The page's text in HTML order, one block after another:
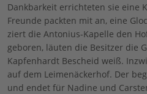
Dankbarkeit errichteten sie eine
Freunde packten mit an, eine
ziert die Antonius-Kapelle den
geboren, läuten die Besitzer die
Kapfenhardt Bescheid weiß.
auf dem Leimenäckerhof. Der
und endet für Nadine und